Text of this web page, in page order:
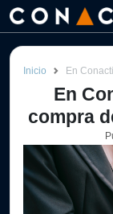
Inicio En
En
compra